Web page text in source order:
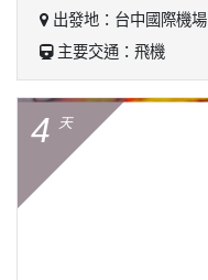
出發地：台中國際機場
主要交通：飛機
4 天